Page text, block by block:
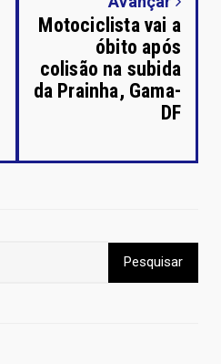
Motociclista vai a
óbito após
colisão na subida
da Prainha, Gama-
DF